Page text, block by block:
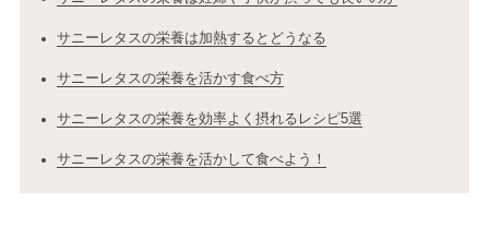
サニーレタスの栄養は加熱するとどうなる
サニーレタスの栄養を活かす食べ方
サニーレタスの栄養を効率よく摂れるレシピ5選
サニーレタスの栄養を活かして食べよう！